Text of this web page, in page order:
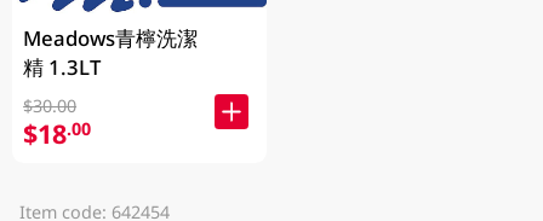
Meadows青檸洗潔
精 1.3LT
$30.00
$18.00
Item code: 642454